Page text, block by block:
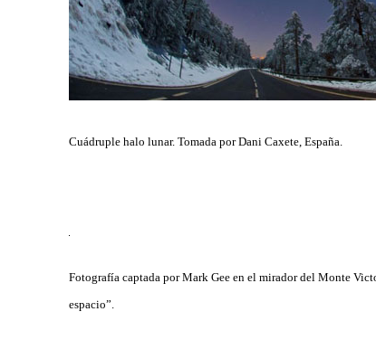
Cuádruple halo lunar. Tomada por Dani Caxete, España.
Fotografía captada por Mark Gee en el mirador del Monte
espacio”.